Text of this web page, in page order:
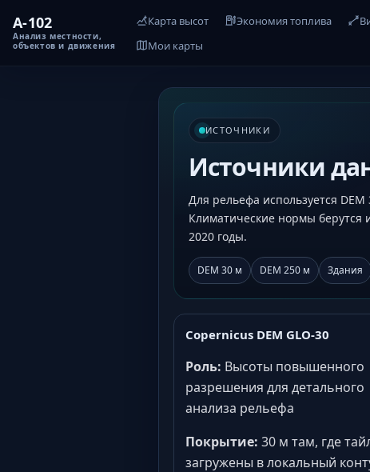
A-102
Анализ местности,
объектов и движения
Карта высот Экономия топлива
Мои карты
ИСТОЧНИКИ
Источники
Для рельефа используется
Климатические нормы берутся
2020 годы.
DEM 30 м DEM 250 м Здания
Copernicus DEM GLO-30
Роль: Высоты повышенного
разрешения для детального
анализа рельефа
Покрытие: 30 м там, где
загружены в локальный